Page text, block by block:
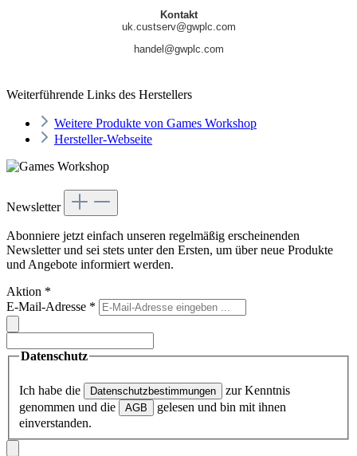
Kontakt
uk.custserv@gwplc.com
handel@gwplc.com
Weiterführende Links des Herstellers
Weitere Produkte von Games Workshop
Hersteller-Webseite
Newsletter
Abonniere jetzt einfach unseren regelmäßig erscheinenden
Newsletter und sei stets unter den Ersten, um über neue Produkte
und Angebote informiert werden.
Aktion *
E-Mail-Adresse *
Datenschutz
Ich habe die Datenschutzbestimmungen
zur Kenntnis
genommen und die
AGB
gelesen und bin mit ihnen
einverstanden.